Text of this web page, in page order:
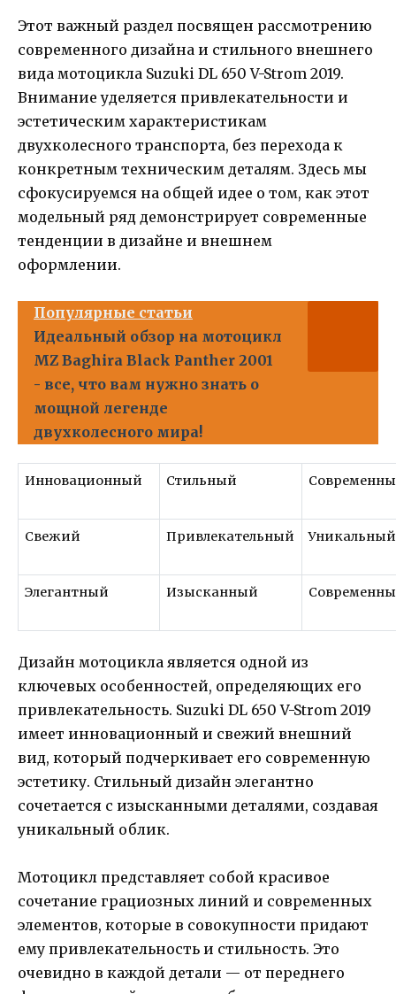
Этот важный раздел посвящен рассмотрению
современного дизайна и стильного внешнего
вида мотоцикла Suzuki DL 650 V-Strom 2019.
Внимание уделяется привлекательности и
эстетическим характеристикам
двухколесного транспорта, без перехода к
конкретным техническим деталям. Здесь мы
сфокусируемся на общей идее о том, как этот
модельный ряд демонстрирует современные
тенденции в дизайне и внешнем
оформлении.
Популярные статьи
Идеальный обзор на мотоцикл
MZ Baghira Black Panther 2001
- все, что вам нужно знать о
мощной легенде
двухколесного мира!
Инновационный Стильный
Свежий Привлекательный Уникальный
Элегантный Изысканный
Дизайн мотоцикла является одной из
ключевых особенностей, определяющих его
привлекательность. Suzuki DL 650 V-Strom 2019
имеет инновационный и свежий внешний
вид, который подчеркивает его современную
эстетику. Стильный дизайн элегантно
сочетается с изысканными деталями, создавая
уникальный облик.
Мотоцикл представляет собой красивое
сочетание грациозных линий и современных
элементов, которые в совокупности придают
ему привлекательность и стильность. Это
очевидно в каждой детали — от переднего